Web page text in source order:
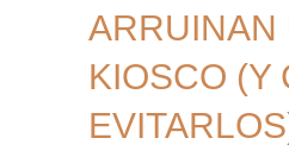
ARRUINAN
KIOSCO (Y